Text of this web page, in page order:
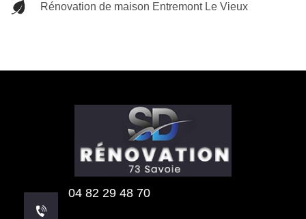
Rénovation de maison Entremont Le Vieux
04 82 29 48 70